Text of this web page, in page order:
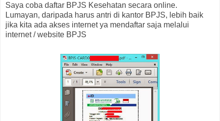
Saya coba daftar BPJS Kesehatan secara online.
Lumayan, daripada harus antri di kantor BPJS, lebih baik
jika kita ada akses internet ya mendaftar saja melalui
internet / website BPJS